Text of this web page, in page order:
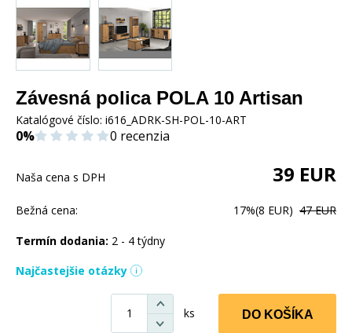
Závesná polica POLA 10 Artisan
Katalógové číslo: i616_ADRK-SH-POL-10-ART
0% 0 recenzia
Naša cena s DPH 39 EUR
Bežná cena: 17%(8 EUR) 47 EUR
Termín dodania: 2 - 4 týdny
Najčastejšie otázky
ks DO KOŠÍKA